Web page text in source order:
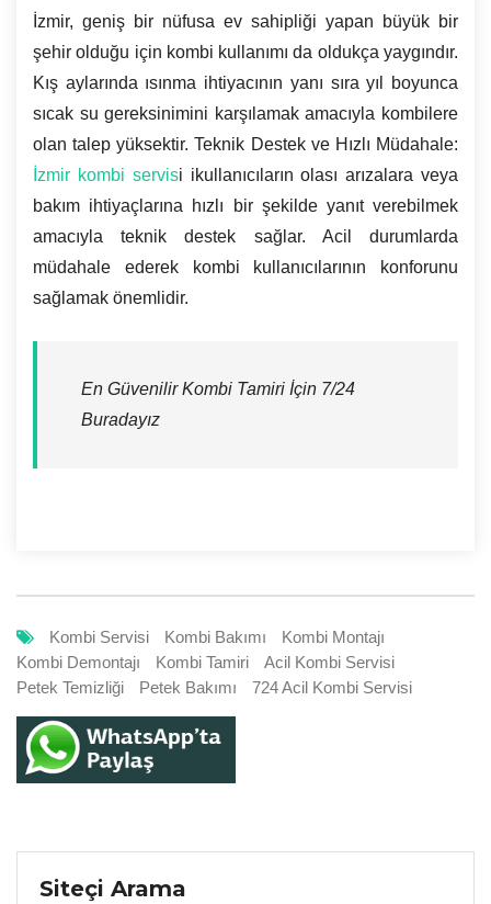
İzmir, geniş bir nüfusa ev sahipliği yapan büyük bir
şehir olduğu için kombi kullanımı da oldukça yaygındır.
Kış aylarında ısınma ihtiyacının yanı sıra yıl boyunca
sıcak su gereksinimini karşılamak amacıyla kombilere
olan talep yüksektir. Teknik Destek ve Hızlı Müdahale:
İzmir kombi servisi ikullanıcıların olası arızalara veya
bakım ihtiyaçlarına hızlı bir şekilde yanıt verebilmek
amacıyla teknik destek sağlar. Acil durumlarda
müdahale ederek kombi kullanıcılarının konforunu
sağlamak önemlidir.
En Güvenilir Kombi Tamiri İçin 7/24
Buradayız
Kombi Servisi Kombi Bakımı
Kombi Montajı
Kombi Demontajı
Kombi Tamiri
Acil Kombi Servisi
Petek Temizliği
Petek Bakımı 724 Acil Kombi Servisi
Siteçi Arama